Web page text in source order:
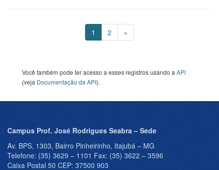
1 2 »
Você também pode ter acesso a esses registros usando a API
(veja Documentação da API).
Campus Prof. José Rodrigues Seabra – Sede
Av. BPS, 1303, Bairro Pinheirinho, Itajubá – MG
Telefone: (35) 3629 – 1101 Fax: (35) 3622 – 3596
Caixa Postal 50 CEP: 37500 903